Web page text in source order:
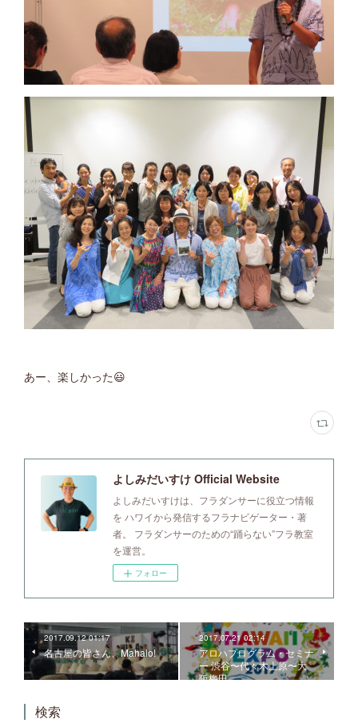
あー、楽しかった😃
よしみだいすけ Official Website
よしみだいすけは、フラダンサーに役立つ情報
を ハワイから発信するフラナビゲーター・著
者。 フラダンサーのための“踊らない”フラ教室
を運営。
フォロー
2017.09.12 01:17
名古屋の皆さん、Mahalo!
2017.07.21 02:14
アロハプログラム・セミナ
ー 渋谷〜代々木上原〜大
阪梅田
検索